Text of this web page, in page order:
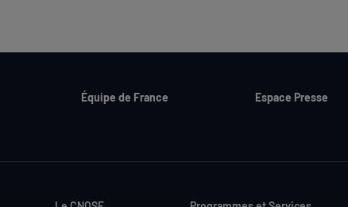
Équipe de France Espace Presse